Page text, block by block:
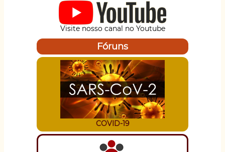
Visite nosso canal no Youtube
Fóruns
COVID-19